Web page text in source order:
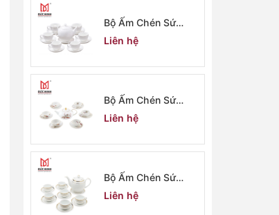
Bộ Ấm Chén Sứ
Minh Long 2910
Liên hệ
Bộ Ấm Chén Sứ
Minh Long 2909
Liên hệ
Bộ Ấm Chén Sứ
Minh Long 2908
Liên hệ